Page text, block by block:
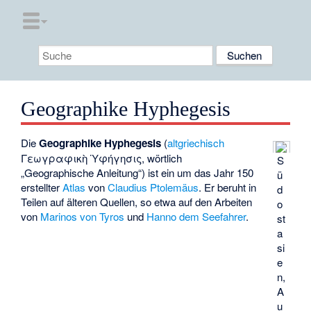
Geographike Hyphegesis
S
ü
d
o
st
a
si
e
n,
A
u
DieGeographike Hyphegesis (altgriechisch
Γεωγραφικὴ Ὑφήγησις, wörtlich
„Geographische Anleitung“) ist ein um das Jahr 150
erstellterAtlas vonClaudius Ptolemäus. Er beruht in
Teilen auf älteren Quellen, so etwa auf den Arbeiten
von Marinos von Tyros und Hanno dem Seefahrer.